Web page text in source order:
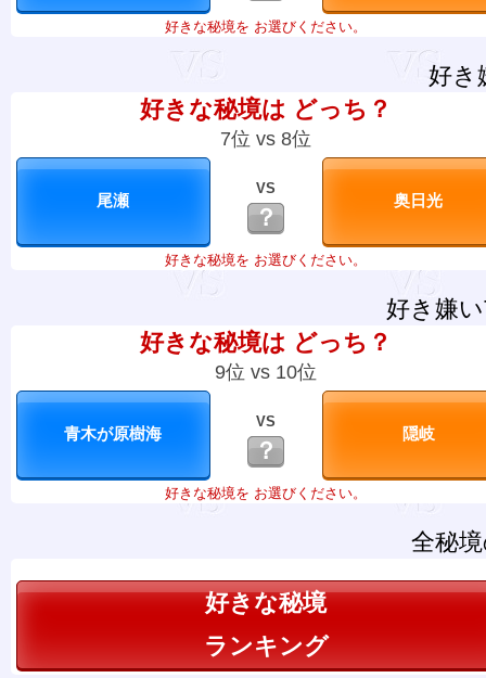
好きな秘境を お選びください。
好き
好きな秘境は どっち？
7位 vs 8位
VS
？
好きな秘境を お選びください。
好き嫌
好きな秘境は どっち？
9位 vs 10位
VS
？
好きな秘境を お選びください。
全秘
好きな秘境
ランキング